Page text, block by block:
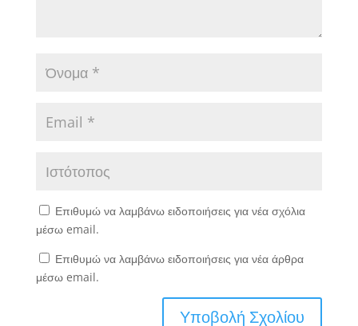
Επιθυμώ να λαμβάνω ειδοποιήσεις για νέα σχόλια
μέσω email.
Επιθυμώ να λαμβάνω ειδοποιήσεις για νέα άρθρα
μέσω email.